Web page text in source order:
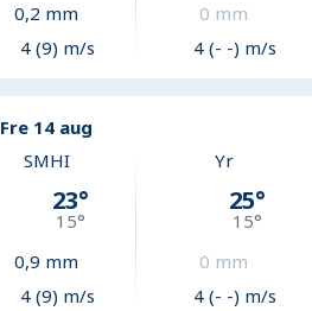
0,2 mm
4 (9) m/s
0 mm
4 (- -) m/s
Fre 14 aug
SMHI
23°
15°
0,9 mm
4 (9) m/s
Yr
25°
15°
0 mm
4 (- -) m/s